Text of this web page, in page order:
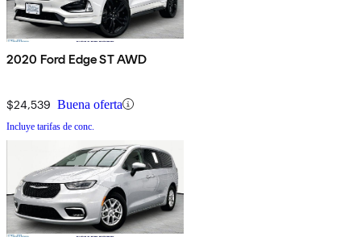
2020 Ford Edge ST AWD
$24,539 Buena oferta
Incluye tarifas de conc.